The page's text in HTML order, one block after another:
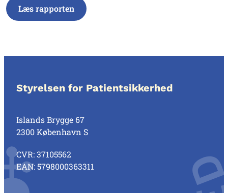
Læs rapporten
Styrelsen for Patientsikkerhed
Islands Brygge 67
2300 København S
CVR: 37105562
EAN: 5798000363311